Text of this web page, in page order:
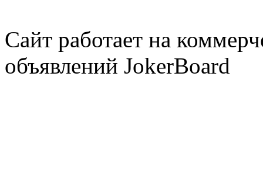
Сайт работает на
объявлений JokerBoard